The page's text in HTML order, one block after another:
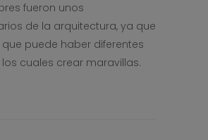
fueron unos
de la arquitectura, ya que
puede haber diferentes
cuales crear maravillas.